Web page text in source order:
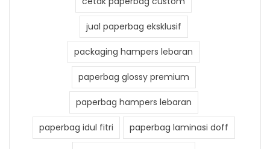
jual paperbag eksklusif
packaging hampers lebaran
paperbag glossy premium
paperbag hampers lebaran
paperbag idul fitri paperbag laminasi doff